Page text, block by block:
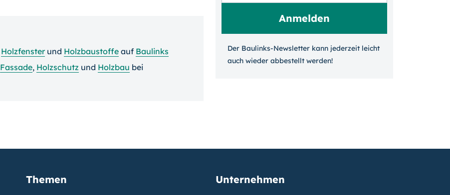
Holzfensterund Holzbaustoffe auf Baulinks
Fassade, Holzschutz und Holzbau bei
Der Baulinks-Newsletter kann jeder­zeit leicht
auch wieder ab­bestellt werden!
Themen Unternehmen